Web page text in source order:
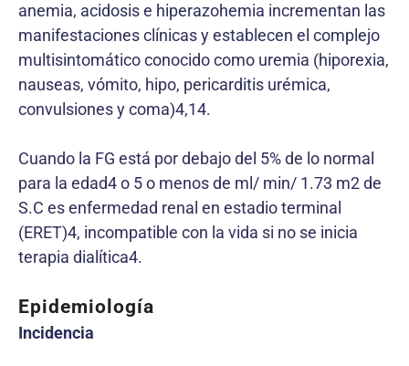
anemia, acidosis e hiperazohemia incrementan las
manifestaciones clínicas y establecen el complejo
multisintomático conocido como uremia (hiporexia,
nauseas, vómito, hipo, pericarditis urémica,
convulsiones y coma)4,14.
Cuando la FG está por debajo del 5% de lo normal
para la edad4 o 5 o menos de ml/ min/ 1.73 m2 de
S.C es enfermedad renal en estadio terminal
(ERET)4, incompatible con la vida si no se inicia
terapia dialítica4.
Epidemiología
Incidencia